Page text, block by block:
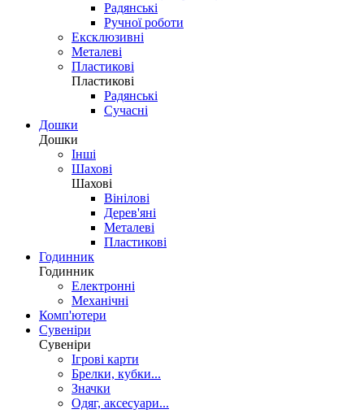
Радянські
Ручної роботи
Ексклюзивні
Металеві
Пластикові
Пластикові
Радянські
Сучасні
Дошки
Дошки
Інші
Шахові
Шахові
Вінілові
Дерев'яні
Металеві
Пластикові
Годинник
Годинник
Електронні
Механічні
Комп'ютери
Сувеніри
Сувеніри
Ігрові карти
Брелки, кубки...
Значки
Одяг, аксесуари...